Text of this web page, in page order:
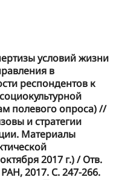
условий жизни
в
респондентов к
полевого опроса) //
и стратегии
Материалы
2017 г.) / Отв.
2017. С. 247-266.